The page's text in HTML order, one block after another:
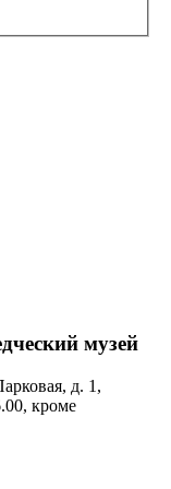
музей
д. 1,
кроме